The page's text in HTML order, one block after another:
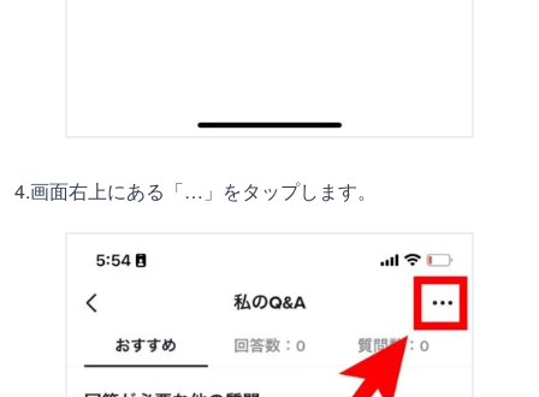
4.画面右上にある「…」をタップします。